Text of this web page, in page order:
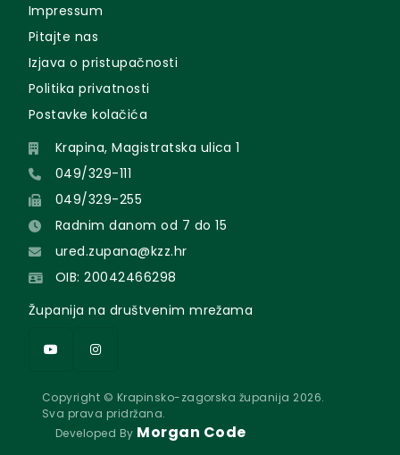
Impressum
Pitajte nas
Izjava o pristupačnosti
Politika privatnosti
Postavke kolačića
Krapina, Magistratska ulica 1
049/329-111
049/329-255
Radnim danom od 7 do 15
ured.zupana@kzz.hr
OIB: 20042466298
Županija na društvenim mrežama
Copyright © Krapinsko-zagorska županija 2026.
Sva prava pridržana.
Developed By Morgan Code